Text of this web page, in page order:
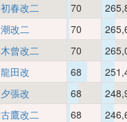
初春改二 70
潮改二 70
木曾改二 70
龍田改 68
夕張改 68
古鷹改二 68